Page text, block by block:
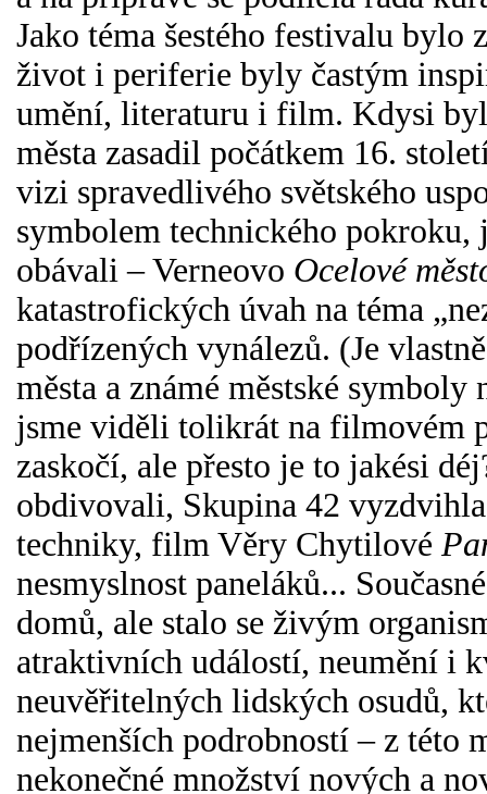
Jako téma šestého festivalu bylo
život i periferie byly častým
umění, literaturu i film. Kdysi
města zasadil počátkem 16.
vizi spravedlivého světského
symbolem technického
obávali – Verneovo Ocelové
katastrofických úvah na téma
podřízených vynálezů. (Je
města a známé městské
jsme viděli tolikrát na filmovém
zaskočí, ale přesto je to jakési
obdivovali, Skupina 42
techniky, film Věry Chytilové
nesmyslnost paneláků...
domů, ale stalo se živým
atraktivních událostí, neumění i
neuvěřitelných lidských osudů,
nejmenších podrobností – z této
nekonečné množství nových a